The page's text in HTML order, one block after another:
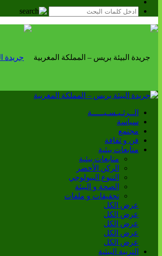
الــرئـيـسـيـــــة
سياسة
مجتمع
فن و ثقافة
متابعات بيئية
متابعات بيئية
الركن الأخضر
التنوع البيولوجي
الصحة و البيئة
تحقيقات و ملفات
عرض الكل
عرض الكل
عرض الكل
عرض الكل
عرض الكل
التربية البيئية